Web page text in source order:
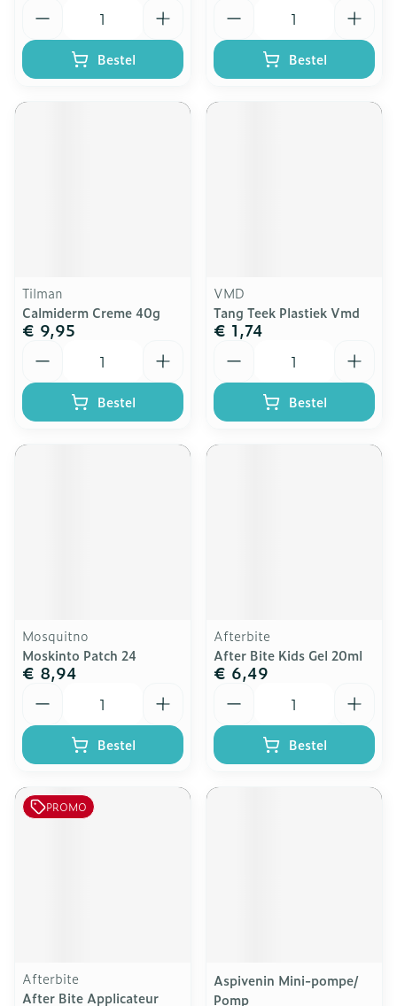
Bestel Bestel
Tilman
Calmiderm Creme 40g
€ 9,95
Bestel
VMD
Tang Teek Plastiek Vmd
€ 1,74
Bestel
Mosquitno
Moskinto Patch 24
€ 8,94
Bestel
Afterbite
After Bite Kids Gel 20ml
€ 6,49
Bestel
PROMO
Afterbite
After Bite Applicateur
Aspivenin Mini-pompe/
Pomp